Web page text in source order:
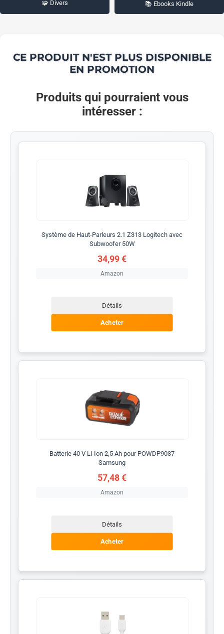
🧩 Divers 📚 Ebooks Kindle
CE PRODUIT N'EST PLUS DISPONIBLE
EN PROMOTION
Produits qui pourraient vous
intéresser :
Système de Haut-Parleurs 2.1 Z313 Logitech avec
Subwoofer 50W
34,99 €
Amazon
Détails
Acheter
Batterie 40 V Li-Ion 2,5 Ah pour POWDP9037
Samsung
57,48 €
Amazon
Détails
Acheter